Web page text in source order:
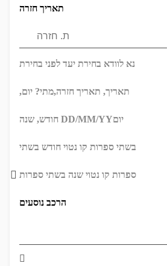
תאריך חזרה
נא לוודא בחירת יעד לפני בחירת
תאריך, תאריך חזרה,מתי? יום,
DD/MM/YYיום
בשתי ספרות קו נטוי חודש בשתי
ספרות קו נטוי שנה בשתי ספרות
הרכב נוסעים